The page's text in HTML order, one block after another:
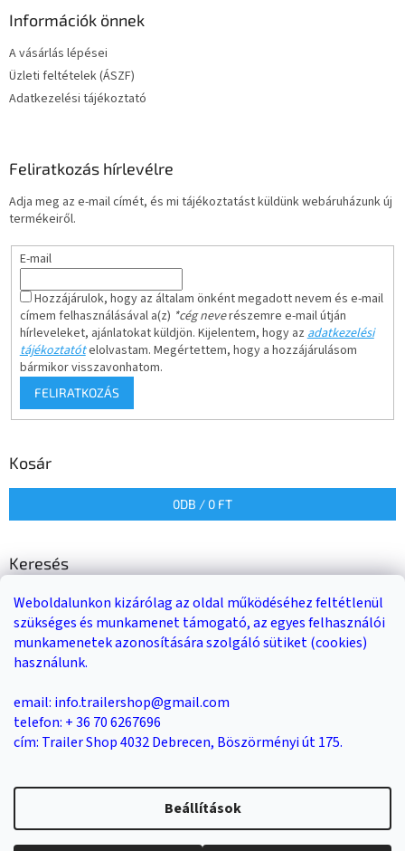
Weboldalunkon kizárólag az oldal működéséhez feltétlenül
szükséges és munkamenet támogató, az egyes felhasználói
munkamenetek azonosítására szolgáló sütiket (cookies)
használunk.
email: info.trailershop@gmail.com
telefon: + 36 70 6267696
cím: Trailer Shop 4032 Debrecen, Böszörményi út 175.
Beállítások
Információk önnek
A vásárlás lépései
Üzleti feltételek (ÁSZF)
Adatkezelési tájékoztató
Feliratkozás hírlevélre
Adja meg az e-mail címét, és mi tájékoztatást küldünk webáruházunk új
termékeiről.
E-mail
Hozzájárulok, hogy az általam önként megadott nevem és e-mail
címem felhasználásával a(z) *cég neverészemre e-mail útján
hírleveleket, ajánlatokat küldjön. Kijelentem, hogy azadatkezelési
tájékoztatótelolvastam. Megértettem, hogy a hozzájárulásom
bármikor visszavonhatom.
FELIRATKOZÁS
Kosár
0DB / 0 FT
Keresés
KERESÉS